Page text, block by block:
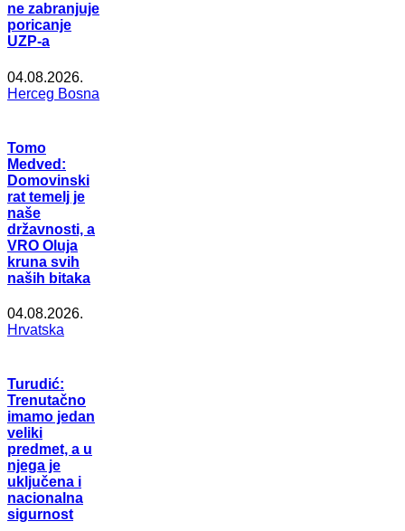
ne zabranjuje
poricanje
UZP-a
04.08.2026.
Herceg Bosna
Tomo
Medved:
Domovinski
rat temelj je
naše
državnosti, a
VRO Oluja
kruna svih
naših bitaka
04.08.2026.
Hrvatska
Turudić:
Trenutačno
imamo jedan
veliki
predmet, a u
njega je
uključena i
nacionalna
sigurnost